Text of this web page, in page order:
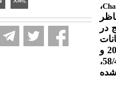
،
در
افزایشی در اکثر ایستگاه‌ها کاهشی بوده است. شاخص تعداد روزهای صفر جریان در ایستگاه‌های اهل‌ایمان و پل‌سلطانی در دوره بعد از اثر به ترتیب 201 و
947 درصد افزایش داشته است. مقادیر میانگین بیشینه متحرک 3 روزه در ایستگاه‌های آب‌سنجی اهل‌ایمان، نیر، پل‌سلطانی و یلادرق به ترتیب 53/29، 58/45،